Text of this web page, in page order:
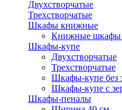
Двухстворчатые
Трехстворчатые
Шкафы книжные
Книжные шкафы
Шкафы-купе
Двухстворчатые
Трехстворчатые
Шкафы-купе без
Шкафы-купе с
Шкафы-пеналы